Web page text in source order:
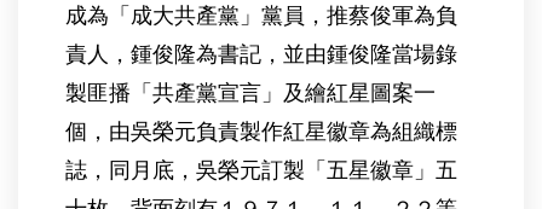
成為「成大共產黨」黨員，推蔡俊軍為負
責人，鍾俊隆為書記，並由鍾俊隆當場錄
製匪播「共產黨宣言」及繪紅星圖案一
個，由吳榮元負責製作紅星徽章為組織標
誌，同月底，吳榮元訂製「五星徽章」五